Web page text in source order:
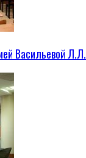
Васильевой Л.Л.